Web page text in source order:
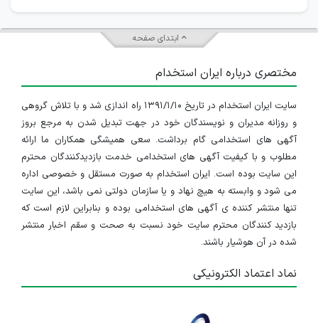
ابتدای صفحه
مختصری درباره ایران استخدام
سایت ایران استخدام در تاریخ ۱۳۹۱/۱/۱۰ راه اندازی شد و با تلاش گروهی
و روزانه مدیران و نویسندگان خود در جهت تبدیل شدن به مرجع بروز
آگهی های استخدامی گام برداشت. سعی همیشگی همکاران ما ارائه
مطلوب و با کیفیت آگهی های استخدامی خدمت بازدیدکنندگان محترم
این سایت بوده است. ایران استخدام به صورت مستقل و خصوصی اداره
می شود و وابسته به هیچ نهاد و یا سازمان دولتی نمی باشد، این سایت
تنها منتشر کننده ی آگهی های استخدامی بوده و بنابراین لازم است که
بازدید کنندگان محترم سایت خود نسبت به صحت و سقم اخبار منتشر
شده در آن هوشیار باشند.
نماد اعتماد الکترونیکی